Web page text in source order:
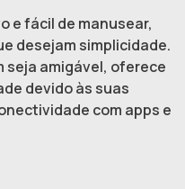
e fácil de manusear,
desejam simplicidade.
seja amigável, oferece
devido às suas
com apps e